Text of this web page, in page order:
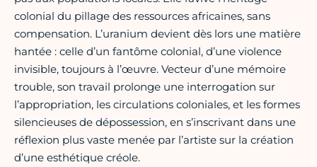
colonial du pillage des ressources africaines, sans
compensation. L’uranium devient dès lors une matière
hantée : celle d’un fantôme colonial, d’une violence
invisible, toujours à l’œuvre. Vecteur d’une mémoire
trouble, son travail prolonge une interrogation sur
l’appropriation, les circulations coloniales, et les formes
silencieuses de dépossession, en s’inscrivant dans une
réflexion plus vaste menée par l’artiste sur la création
d’une esthétique créole.